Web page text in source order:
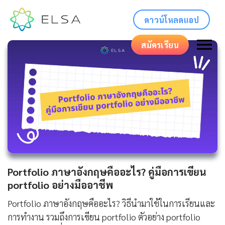
ดาวน์โหลดแอป
สมัครเรียน
Portfolio ภาษาอังกฤษคืออะไร? คู่มือการเขียน
portfolio อย่างมืออาชีพ
Portfolio ภาษาอังกฤษคืออะไร? วิธีนำมาใช้ในการเรียนและ
การทำงาน รวมถึงการเขียน portfolio ตัวอย่าง portfolio